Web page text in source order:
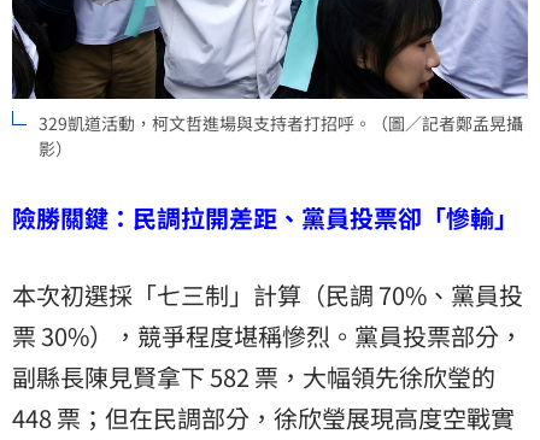
329凱道活動，柯文哲進場與支持者打招呼。（圖／記者鄭孟晃攝
影）
險勝關鍵：民調拉開差距、黨員投票卻「慘輸」
本次初選採「七三制」計算（民調 70%、黨員投
票 30%），競爭程度堪稱慘烈。黨員投票部分，
副縣長陳見賢拿下 582 票，大幅領先徐欣瑩的
448 票；但在民調部分，徐欣瑩展現高度空戰實